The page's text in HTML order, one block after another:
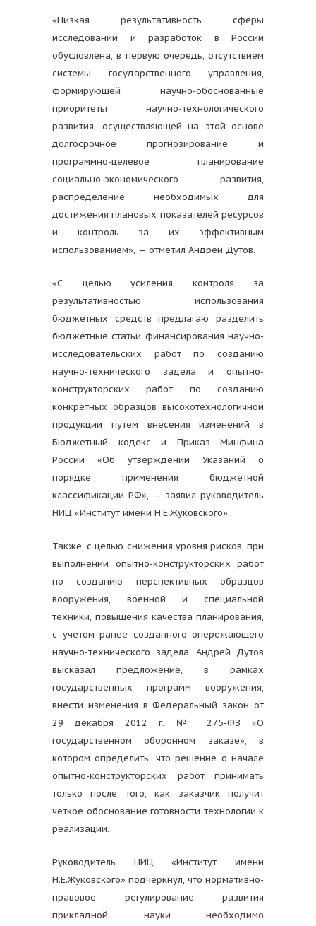
«Низкая результативность сферы
исследований и разработок в России
обусловлена, в первую очередь, отсутствием
системы государственного управления,
формирующей научно-обоснованные
приоритеты научно-технологического
развития, осуществляющей на этой основе
долгосрочное прогнозирование и
программно-целевое планирование
социально-экономического развития,
распределение необходимых для
достижения плановых показателей ресурсов
и контроль за их эффективным
использованием», — отметил Андрей Дутов.
«С целью усиления контроля за
результативностью использования
бюджетных средств предлагаю разделить
бюджетные статьи финансирования научно-
исследовательских работ по созданию
научно-технического задела и опытно-
конструкторских работ по созданию
конкретных образцов высокотехнологичной
продукции путем внесения изменений в
Бюджетный кодекс и Приказ Минфина
России «Об утверждении Указаний о
порядке применения бюджетной
классификации РФ», — заявил руководитель
НИЦ «Институт имени Н.Е.Жуковского».
Также, с целью снижения уровня рисков, при
выполнении опытно-конструкторских работ
по созданию перспективных образцов
вооружения, военной и специальной
техники, повышения качества планирования,
с учетом ранее созданного опережающего
научно-технического задела, Андрей Дутов
высказал предложение, в рамках
государственных программ вооружения,
внести изменения в Федеральный закон от
29 декабря 2012 г. № 275-ФЗ «О
государственном оборонном заказе», в
котором определить, что решение о начале
опытно-конструкторских работ принимать
только после того, как заказчик получит
четкое обоснование готовности технологии к
реализации.
Руководитель НИЦ «Институт имени
Н.Е.Жуковского» подчеркнул, что нормативно-
правовое регулирование развития
прикладной науки необходимо